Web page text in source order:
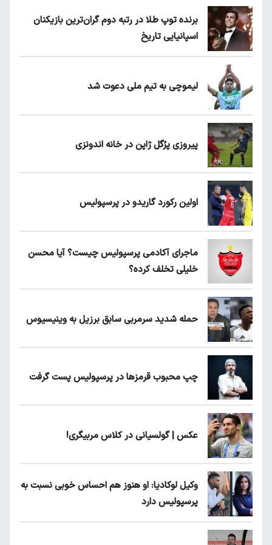
برنده توپ طلا در رتبه دوم گران‌ترین بازیکنان
اسپانیایی تاریخ
لیموچی به تیم ملی دعوت شد
پیروزی پرُگل ژاپن در خانه اندونزی
اولین رکورد گاریدو در پرسپولیس
ماجرای آکادمی پرسپولیس چیست؟ آیا محسن
خلیلی تخلف کرده؟
حمله شدید سرمربی سابق برزیل به وینیسیوس
چپ محبوب قرمزها در پرسپولیس پست گرفت
عکس | گولسیانی در کلاس مربیگری!
وکیل لوکادیا: او هنوز هم احساس خوبی نسبت به
پرسپولیس دارد